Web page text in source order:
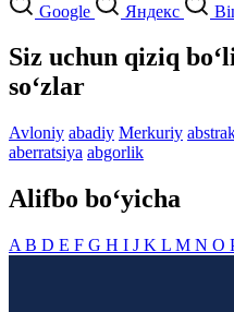
Google Яндекс
Siz uchun qiziq
so‘zlar
Avloniy abadiy Merkuriy
aberratsiya abgorlik
Alifbo bo‘yicha
A B D E F G H I J K L M N O